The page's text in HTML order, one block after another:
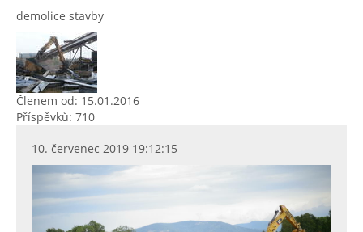
demolice stavby
Členem od: 15.01.2016
Příspěvků: 710
10. červenec 2019 19:12:15